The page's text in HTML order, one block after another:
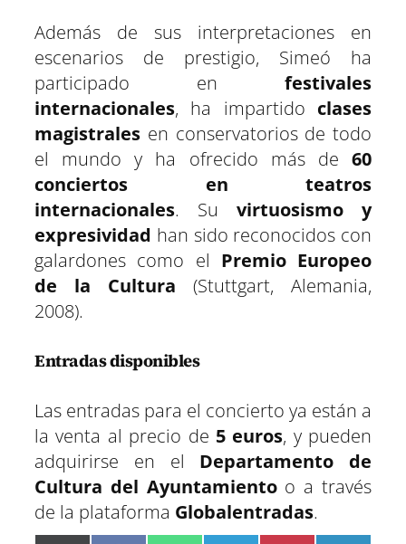
Además de sus interpretaciones en
escenarios de prestigio, Simeó ha
participado en festivales
internacionales, ha impartido clases
magistrales en conservatorios de todo
el mundo y ha ofrecido más de 60
conciertos en teatros
internacionales. Su virtuosismo y
expresividad han sido reconocidos con
galardones como el Premio Europeo
de la Cultura (Stuttgart, Alemania,
2008).
Entradas disponibles
Las entradas para el concierto ya están a
la venta al precio de 5 euros, y pueden
adquirirse en el Departamento de
Cultura del Ayuntamientoo a través
de la plataforma Globalentradas.